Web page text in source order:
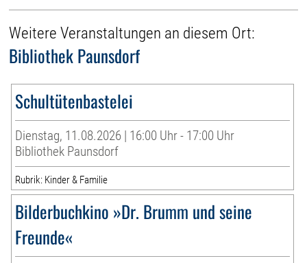
Weitere Veranstaltungen an diesem Ort:
Bibliothek Paunsdorf
Schultütenbastelei
Dienstag, 11.08.2026 | 16:00 Uhr - 17:00 Uhr
Bibliothek Paunsdorf
Rubrik: Kinder & Familie
Bilderbuchkino »Dr. Brumm und seine
Freunde«